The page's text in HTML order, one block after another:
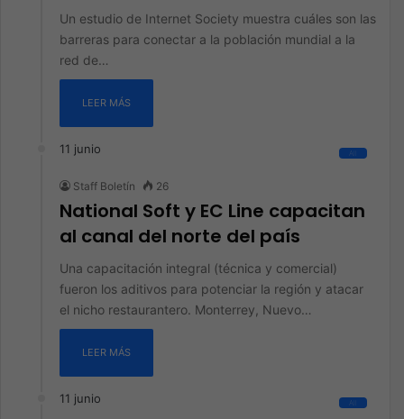
Un estudio de Internet Society muestra cuáles son las
barreras para conectar a la población mundial a la
red de…
LEER MÁS
11 junio All
Staff Boletín 26
National Soft y EC Line capacitan
al canal del norte del país
Una capacitación integral (técnica y comercial)
fueron los aditivos para potenciar la región y atacar
el nicho restaurantero. Monterrey, Nuevo…
LEER MÁS
11 junio All